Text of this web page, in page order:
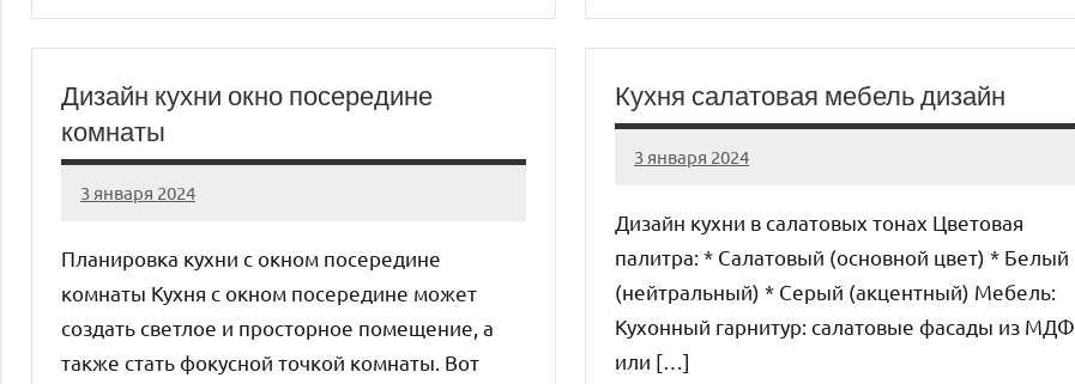
Дизайн кухни окно посередине
комнаты
3 января 2024
organic63_ru
Нет
Планировка кухни с окном посередине
комнаты Кухня с окном посередине может
создать светлое и просторное помещение, а
также стать фокусной точкой комнаты. Вот
Кухня салатовая мебель дизайн
3 января 2024
organic63_ru
Нет
Дизайн кухни в салатовых тонах Цветовая
палитра: * Салатовый (основной цвет) * Белый
(нейтральный) * Серый (акцентный) Мебель:
Кухонный гарнитур: салатовые фасады из МДФ
или […]